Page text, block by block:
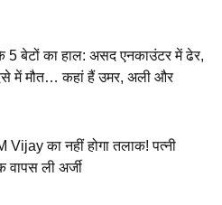
बेटों का हाल: असद एनकाउंटर में ढेर,
में मौत… कहां हैं उमर, अली और
Vijay का नहीं होगा तलाक! पत्नी
वापस ली अर्जी